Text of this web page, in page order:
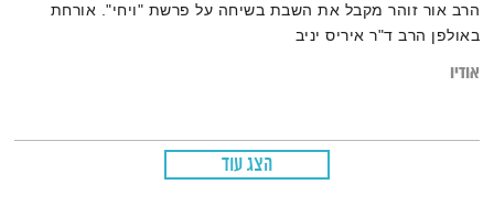
הרב אור זוהר מקבל את השבת בשיחה על פרשת "ויחי". אורחת
באולפן הרב ד"ר איריס יניב
אודיו
הצג עוד